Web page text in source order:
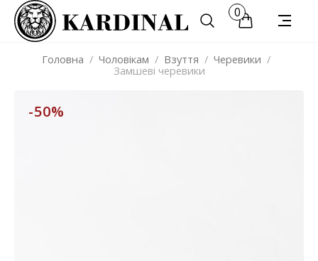
0
Головна / Чоловікам / Взуття / Черевики /
Замшеві черевики
-50%